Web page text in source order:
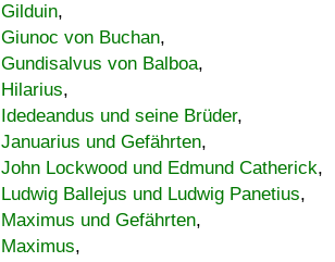
Gilduin,
Giunoc von Buchan,
Gundisalvus von Balboa,
Hilarius,
Idedeandus und seine Brüder,
Januarius und Gefährten,
John Lockwood und Edmund Catherick,
Ludwig Ballejus und Ludwig Panetius,
Maximus und Gefährten,
Maximus,